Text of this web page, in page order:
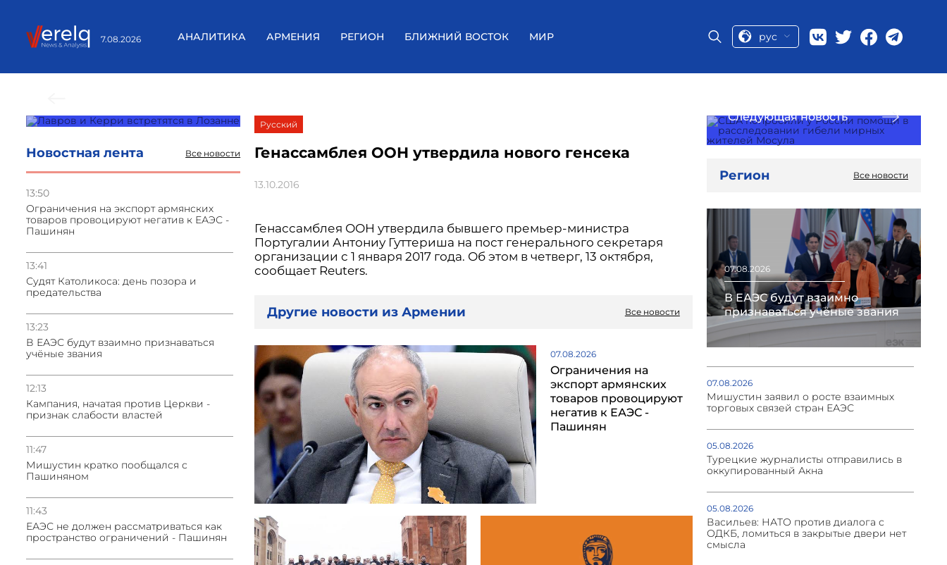
7.08.2026 АНАЛИТИКА АРМЕНИЯ РЕГИОН БЛИЖНИЙ ВОСТОК МИР рус
Новостная лента Все новости
13:50
Oграничения на экспорт армянских
товаров провоцируют негатив к ЕАЭС -
Пашинян
13:41
Судят Католикоса: день позора и
предательства
13:23
В ЕАЭС будут взаимно признаваться
учёные звания
12:13
Кампания, начатая против Церкви -
признак слабости властей
11:47
Мишустин кратко пообщался с
Пашиняном
11:43
ЕАЭС не должен рассматриваться как
пространство ограничений - Пашинян
Русский
Генассамблея ООН утвердила нового генсека
13.10.2016
Генассамблея ООН утвердила бывшего премьер-министра
Португалии Антониу Гуттериша на пост генерального секретаря
организации с 1 января 2017 года. Об этом в четверг, 13 октября,
сообщает Reuters.
Другие новости из Армении Все новости
07.08.2026
Oграничения на
экспорт армянских
товаров провоцируют
негатив к ЕАЭС -
Пашинян
Следующая новость
Регион Все новости
07.08.2026
В ЕАЭС будут взаимно
признаваться учёные звания
07.08.2026
Мишустин заявил о росте взаимных
торговых связей стран ЕАЭС
05.08.2026
Турецкие журналисты отправились в
оккупированный Акна
05.08.2026
Васильев: НАТО против диалога с
ОДКБ, ломиться в закрытые двери нет
смысла